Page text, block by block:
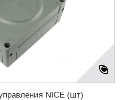
NICE (шт)